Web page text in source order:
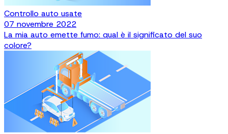
Controllo auto usate
07 novembre 2022
La mia auto emette fumo: qual è il significato del suo
colore?